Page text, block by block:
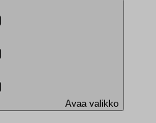
Avaa valikko